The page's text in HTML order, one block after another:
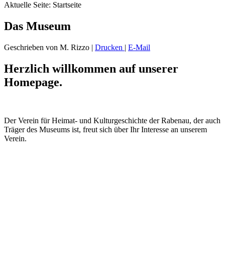
Aktuelle Seite: Startseite
Das Museum
Geschrieben von M. Rizzo | Drucken | E-Mail
Herzlich willkommen auf unserer
Homepage.
Der Verein für Heimat- und Kulturgeschichte der Rabenau, derauch
Träger des Museums ist, freut sich über Ihr Interesse an unserem
Verein.